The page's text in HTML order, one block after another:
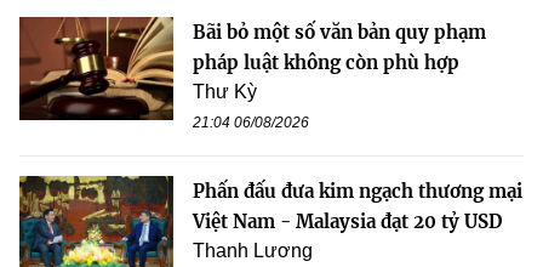
Bãi bỏ một số văn bản quy phạm
pháp luật không còn phù hợp
Thư Kỳ
21:04 06/08/2026
Phấn đấu đưa kim ngạch thương mại
Việt Nam - Malaysia đạt 20 tỷ USD
Thanh Lương